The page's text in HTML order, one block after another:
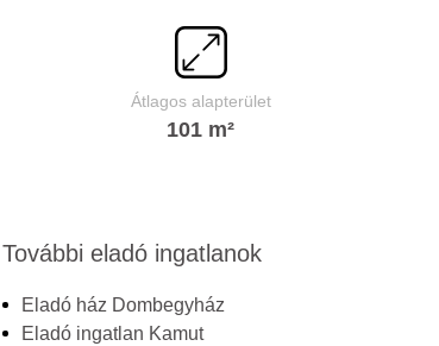
Átlagos alapterület
101 m²
További eladó ingatlanok
Eladó ház Dombegyház
Eladó ingatlan Kamut